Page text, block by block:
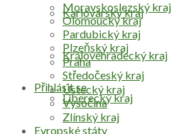
Přihlásit se
Karlovarský kraj
Královéhradecký kraj
Liberecký kraj
Moravskoslezský kraj
Olomoucký kraj
Pardubický kraj
Plzeňský kraj
Praha
Středočeský kraj
Ústecký kraj
Vysočina
Zlínský kraj
Evropské státy